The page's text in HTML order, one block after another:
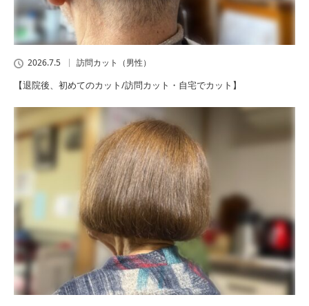
2026.7.5 訪問カット（男性）
【退院後、初めてのカット/訪問カット・自宅でカット】